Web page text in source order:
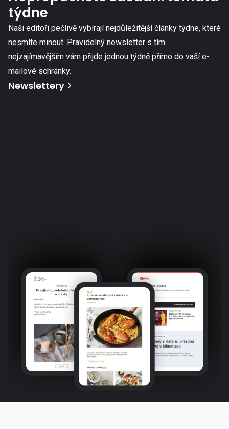
týdne
Naši editoři pečlivě vybírají nejdůležitější články týdne, které
nesmíte minout. Pravidelný newsletter s tím
nejzajímavějším vám přijde jednou týdně přímo do vaší e-
mailové schránky.
Newslettery